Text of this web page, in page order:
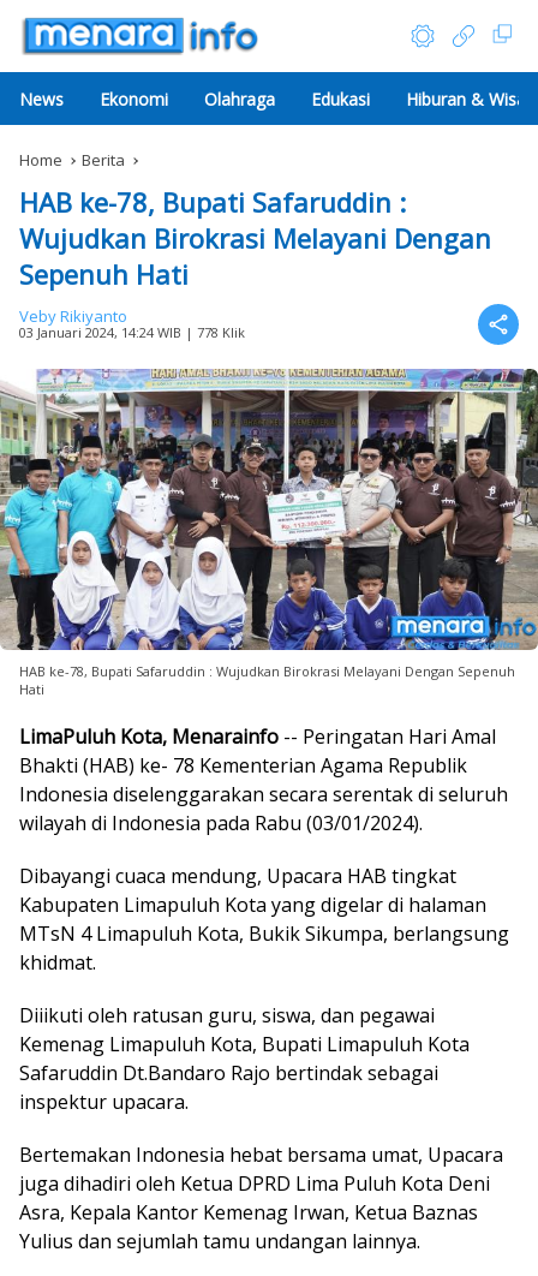
News Ekonomi Olahraga Edukasi Hiburan &
Home Berita
HAB ke-78, Bupati Safaruddin :
Wujudkan Birokrasi Melayani Dengan
Sepenuh Hati
Veby Rikiyanto
03 Januari 2024, 14:24 WIB | 778 Klik
HAB ke-78, Bupati Safaruddin : Wujudkan Birokrasi Melayani Dengan Sepenuh
Hati
LimaPuluh Kota, Menarainfo -- Peringatan Hari Amal
Bhakti (HAB) ke- 78 Kementerian Agama Republik
Indonesia diselenggarakan secara serentak di seluruh
wilayah di Indonesia pada Rabu (03/01/2024).
Dibayangi cuaca mendung, Upacara HAB tingkat
Kabupaten Limapuluh Kota yang digelar di halaman
MTsN 4 Limapuluh Kota, Bukik Sikumpa, berlangsung
khidmat.
Diiikuti oleh ratusan guru, siswa, dan pegawai
Kemenag Limapuluh Kota, Bupati Limapuluh Kota
Safaruddin Dt.Bandaro Rajo bertindak sebagai
inspektur upacara.
Bertemakan Indonesia hebat bersama umat, Upacara
juga dihadiri oleh Ketua DPRD Lima Puluh Kota Deni
Asra, Kepala Kantor Kemenag Irwan, Ketua Baznas
Yulius dan sejumlah tamu undangan lainnya.